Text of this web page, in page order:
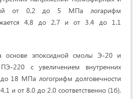
от 0,2 до 5 МПа логарифм
4,8 до 2,7 и от 3.4 до 1.1
эпоксидной смолы Э-20 и
220 с увеличением внутренних
18 МПа логогрифм долговечности
и от 8.0 до 2.0 соответственно (1б).